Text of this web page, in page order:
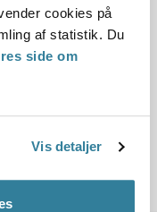
cookies på
af statistik. Du
side om
Vis detaljer